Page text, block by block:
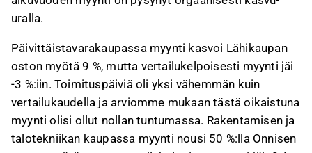
uralla.
Päivittäistavarakaupassa myynti kasvoi Lähikaupan
oston myötä 9 %, mutta vertailukelpoisesti myynti jäi
-3 %:iin. Toimituspäiviä oli yksi vähemmän kuin
vertailukaudella ja arviomme mukaan tästä oikaistuna
myynti olisi ollut nollan tuntumassa. Rakentamisen ja
talotekniikan kaupassa myynti nousi 50 %:lla Onnisen